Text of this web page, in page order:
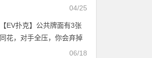
04/25
【EV扑克】公共牌面有3张
同花，对手全压，你会弃掉
06/18